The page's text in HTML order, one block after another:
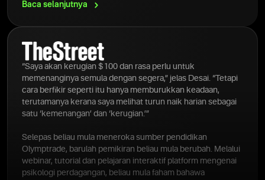
“Saya akan kerugian $100 dan rasa perlu untuk
memenanginya semula dengan segera,” jelas Desai. “Tetapi
cara berfikir seperti itu hanya memburukkan keadaan,
terutamanya kerana saya melihat turun naik harian sebagai
satu ‘kemenangan’ dan ‘kerugian.’”
Selepas beliau mula meneroka sumber pendidikan
Olymptrade, barulah pemikiran beliau mula berubah. Melalui
webinar, tutorial dan pelajaran interaktif platform mengenai
psikologi perdagangan, beliau mula faham bahawa
Baca selanjutnya